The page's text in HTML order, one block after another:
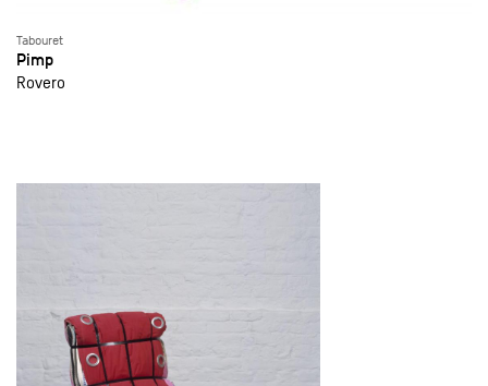
Tabouret
Pimp
Rovero